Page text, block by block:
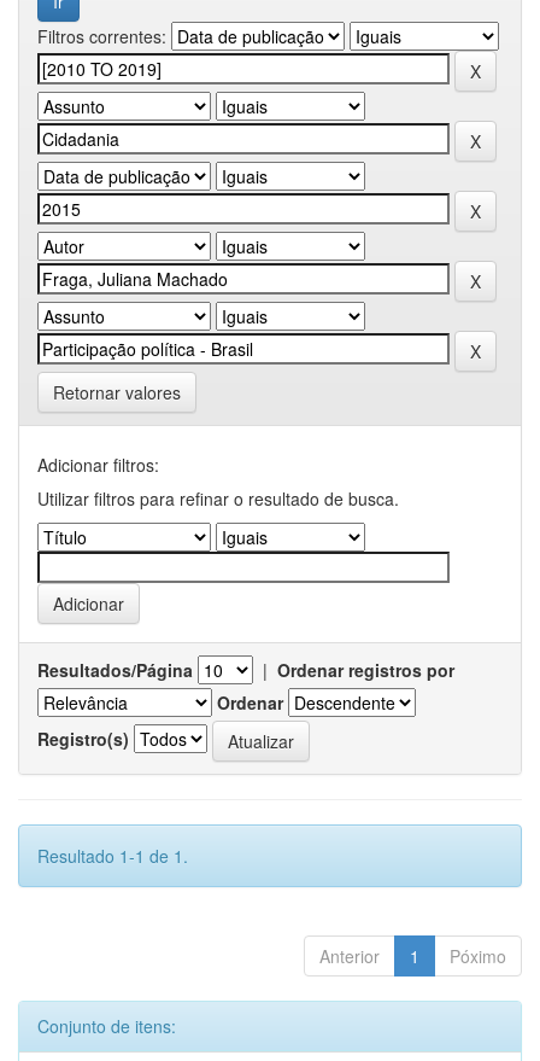
Filtros correntes:
Retornar valores
Adicionar filtros:
Utilizar filtros para refinar o resultado de busca.
Resultados/Página | Ordenar registros por
Ordenar
Registro(s)
Resultado 1-1 de 1.
Anterior 1 Póximo
Conjunto de itens: